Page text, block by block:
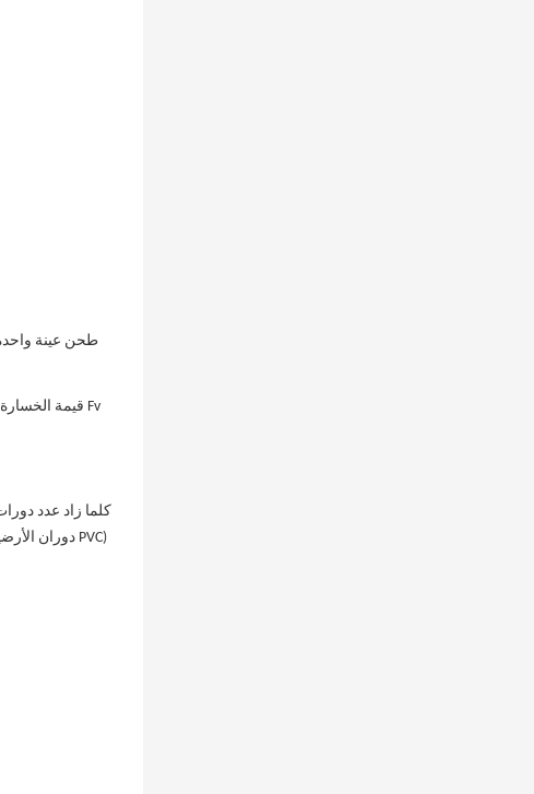
قيمة الخسارة Fv